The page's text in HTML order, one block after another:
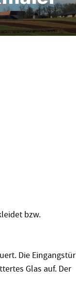
bzw.
Die Eingangstür
Glas auf. Der